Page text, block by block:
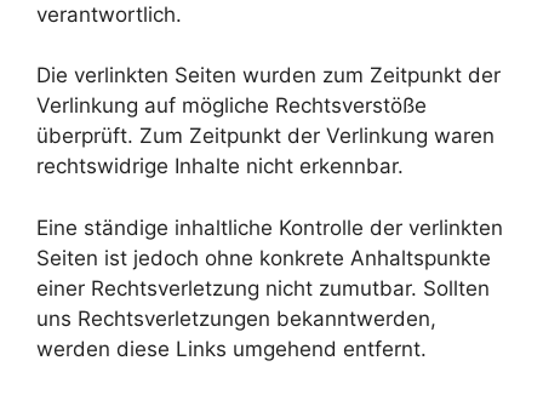
verantwortlich.
Die verlinkten Seiten wurden zum Zeitpunkt der
Verlinkung auf mögliche Rechtsverstöße
überprüft. Zum Zeitpunkt der Verlinkung waren
rechtswidrige Inhalte nicht erkennbar.
Eine ständige inhaltliche Kontrolle der verlinkten
Seiten ist jedoch ohne konkrete Anhaltspunkte
einer Rechtsverletzung nicht zumutbar. Sollten
uns Rechtsverletzungen bekanntwerden,
werden diese Links umgehend entfernt.